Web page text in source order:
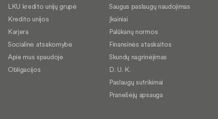
LKU kredito unijų grupė
Kredito unijos
Karjera
Socialinė atsakomybė
Apie mus spaudoje
Obligacijos
Saugus paslaugų naudojimas
Įkainiai
Palūkanų normos
Finansinės ataskaitos
Skundų nagrinėjimas
D. U. K.
Paslaugų sutrikimai
Pranešėjų apsauga